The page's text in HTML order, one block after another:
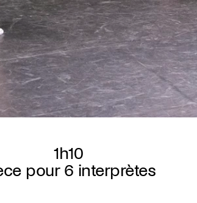
1h10
pour 6 interprètes